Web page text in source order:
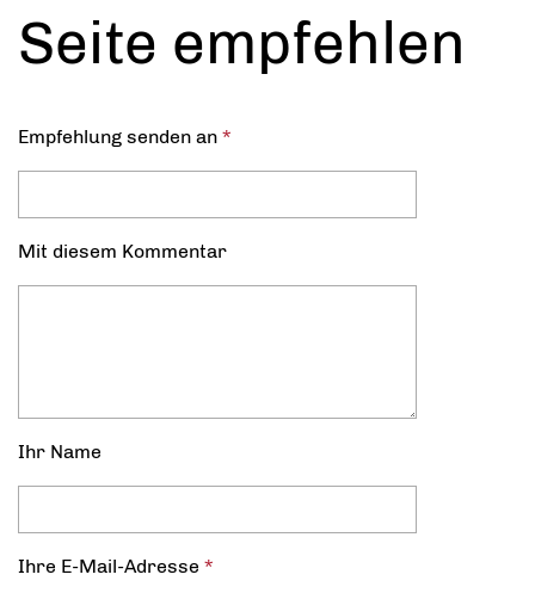
Seite empfehlen
Empfehlung senden an *
Mit diesem Kommentar
Ihr Name
Ihre E-Mail-Adresse *